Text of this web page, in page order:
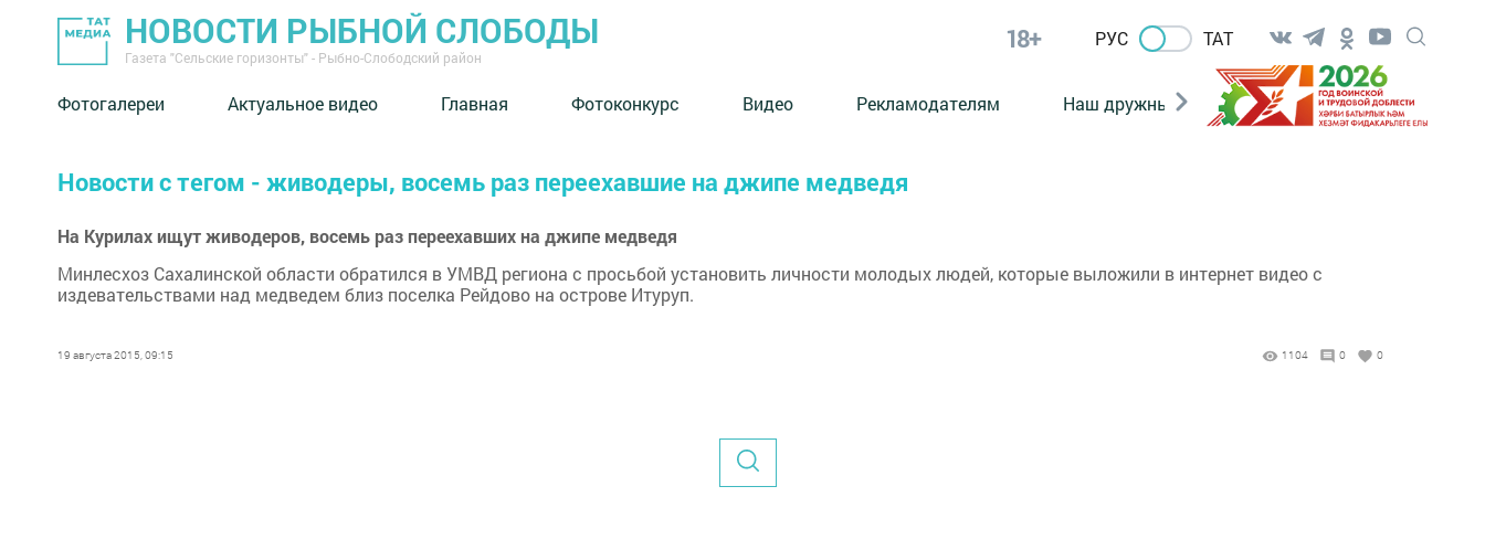
НОВОСТИ РЫБНОЙ СЛОБОДЫ
Газета "Сельские горизонты" - Рыбно-Слободский район
18+ РУС ТАТ
Фотогалереи Актуальное видео Главная Фотоконкурс Видео Рекламодателям Наш дружный коллектив Документы
Новости с тегом - живодеры, восемь раз переехавшие на джипе медведя
На Курилах ищут живодеров, восемь раз переехавших на джипе медведя
Минлесхоз Сахалинской области обратился в УМВД региона с просьбой установить личности молодых людей, которые выложили в интернет видео с
издевательствами над медведем близ поселка Рейдово на острове Итуруп.
19 августа 2015, 09:15 1104 0 0